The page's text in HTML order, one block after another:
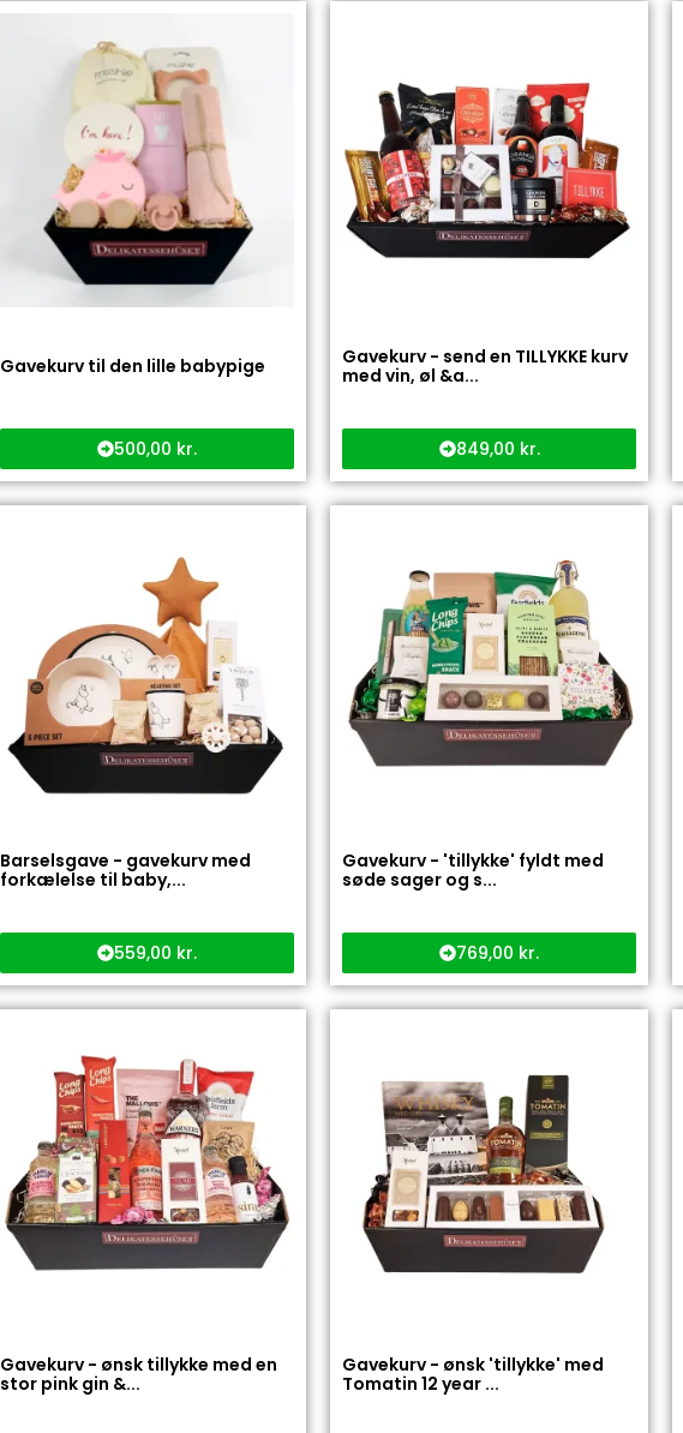
Gavekurv til den lille babypige
500,00 kr.
Gavekurv - send en TILLYKKE kurv
med vin, øl &a...
849,00 kr.
Barselsgave - gavekurv med
forkælelse til baby,...
559,00 kr.
Gavekurv - 'tillykke' fyldt med
søde sager og s...
769,00 kr.
Gavekurv - ønsk tillykke med en
stor pink gin &...
Gavekurv - ønsk 'tillykke' med
Tomatin 12 year ...